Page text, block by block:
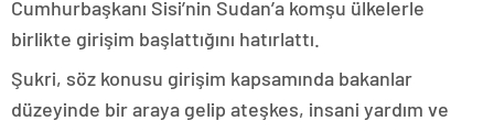
Cumhurbaşkanı Sisi’nin Sudan’a komşu ülkelerle
birlikte girişim başlattığını hatırlattı.
Şukri, söz konusu girişim kapsamında bakanlar
düzeyinde bir araya gelip ateşkes, insani yardım ve